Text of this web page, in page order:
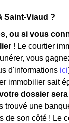
Saint-Viaud ?
ou si vous
! Le courtier
vous
d'informations ici
immobilier sait
dossier
une
de son côté ! Le